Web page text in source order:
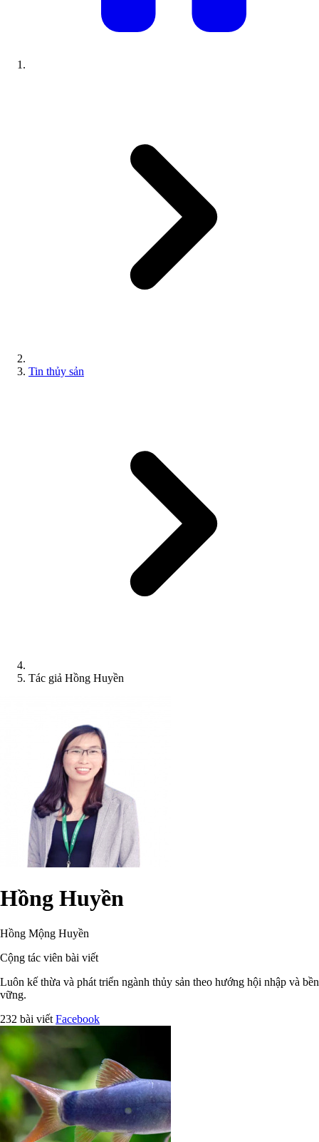
Tin thủy sản
Tác giả Hồng Huyền
Hồng Huyền
Hồng Mộng Huyền
Cộng tác viên bài viết
Luôn kế thừa và phát triển ngành thủy sản theo hướng hội nhập và bền
vững.
232 bài viết Facebook